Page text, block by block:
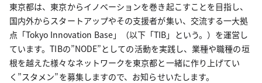
東京都は、東京からイノベーションを巻き起こすことを目指し、
国内外からスタートアップやその支援者が集い、交流する一大拠
点「Tokyo Innovation Base」（以下「TIB」という。）を運営し
ています。TIBの”NODE”としての活動を実践し、業種や職種の垣
根を越えた様々なネットワークを東京都と一緒に作り上げてい
く”スタメン”を募集しますので、お知らせいたします。